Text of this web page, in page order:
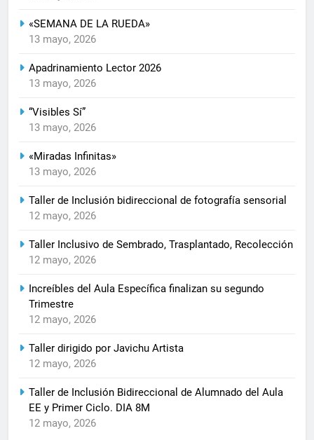
«SEMANA DE LA RUEDA»
13 mayo, 2026
Apadrinamiento Lector 2026
13 mayo, 2026
“Visibles Sí”
13 mayo, 2026
«Miradas Infinitas»
13 mayo, 2026
Taller de Inclusión bidireccional de fotografía sensorial
12 mayo, 2026
Taller Inclusivo de Sembrado, Trasplantado, Recolección
12 mayo, 2026
Increíbles del Aula Específica finalizan su segundo
Trimestre
12 mayo, 2026
Taller dirigido por Javichu Artista
12 mayo, 2026
Taller de Inclusión Bidireccional de Alumnado del Aula
EE y Primer Ciclo. DIA 8M
12 mayo, 2026